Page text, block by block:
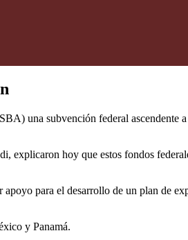
una subvención federal ascendente
hoy que estos fondos
para el desarrollo de un plan de
y Panamá.